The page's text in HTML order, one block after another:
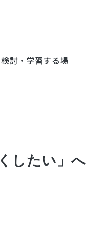
討・学習する場
したい」へ